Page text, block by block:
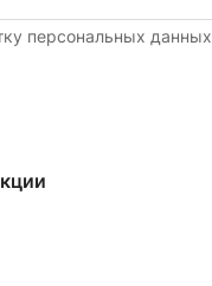
персональных данных